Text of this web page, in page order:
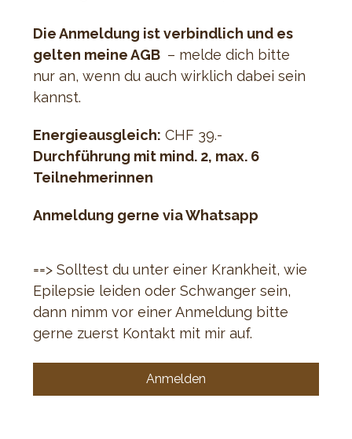
Die Anmeldung ist verbindlich und es
gelten meine AGB – melde dich bitte
nur an, wenn du auch wirklich dabei sein
kannst.
Energieausgleich: CHF 39.-
Durchführung mit mind. 2, max. 6
Teilnehmerinnen
Anmeldung gerne via Whatsapp
==> Solltest du unter einer Krankheit, wie
Epilepsie leiden oder Schwanger sein,
dann nimm vor einer Anmeldung bitte
gerne zuerst Kontakt mit mir auf.
Anmelden